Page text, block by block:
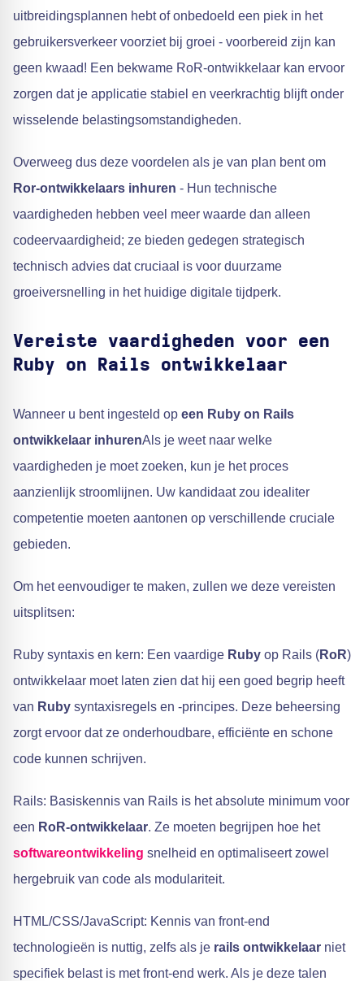
uitbreidingsplannen hebt of onbedoeld een piek in het
gebruikersverkeer voorziet bij groei - voorbereid zijn kan
geen kwaad! Een bekwame RoR-ontwikkelaar kan ervoor
zorgen dat je applicatie stabiel en veerkrachtig blijft onder
wisselende belastingsomstandigheden.
Overweeg dus deze voordelen als je van plan bent om
Ror-ontwikkelaars inhuren - Hun technische
vaardigheden hebben veel meer waarde dan alleen
codeervaardigheid; ze bieden gedegen strategisch
technisch advies dat cruciaal is voor duurzame
groeiversnelling in het huidige digitale tijdperk.
Vereiste vaardigheden voor een
Ruby on Rails ontwikkelaar
Wanneer u bent ingesteld op een Ruby on Rails
ontwikkelaar inhurenAls je weet naar welke
vaardigheden je moet zoeken, kun je het proces
aanzienlijk stroomlijnen. Uw kandidaat zou idealiter
competentie moeten aantonen op verschillende cruciale
gebieden.
Om het eenvoudiger te maken, zullen we deze vereisten
uitsplitsen:
Ruby syntaxis en kern: Een vaardige Ruby op Rails (RoR)
ontwikkelaar moet laten zien dat hij een goed begrip heeft
van Ruby syntaxisregels en -principes. Deze beheersing
zorgt ervoor dat ze onderhoudbare, efficiënte en schone
code kunnen schrijven.
Rails: Basiskennis van Rails is het absolute minimum voor
een RoR-ontwikkelaar. Ze moeten begrijpen hoe het
softwareontwikkeling snelheid en optimaliseert zowel
hergebruik van code als modulariteit.
HTML/CSS/JavaScript: Kennis van front-end
technologieën is nuttig, zelfs als je rails ontwikkelaar niet
specifiek belast is met front-end werk. Als je deze talen